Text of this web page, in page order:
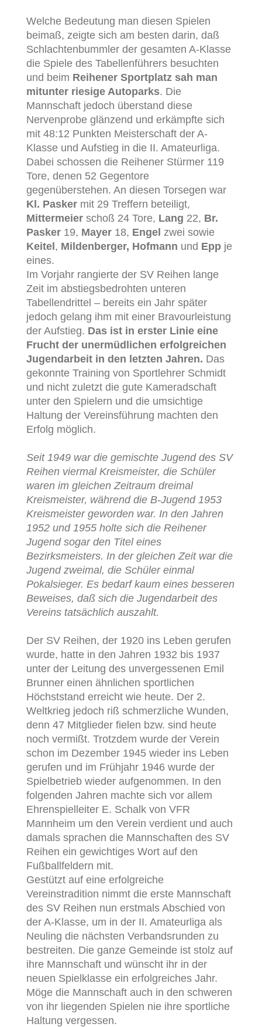
Welche Bedeutung man diesen Spielen
beimaß, zeigte sich am besten darin, daß
Schlachtenbummler der gesamten A-Klasse
die Spiele des Tabellenführers besuchten
und beim Reihener Sportplatz sah man
mitunter riesige Autoparks. Die
Mannschaft jedoch überstand diese
Nervenprobe glänzend und erkämpfte sich
mit 48:12 Punkten Meisterschaft der A-
Klasse und Aufstieg in die II. Amateurliga.
Dabei schossen die Reihener Stürmer 119
Tore, denen 52 Gegentore
gegenüberstehen. An diesen Torsegen war
Kl. Pasker mit 29 Treffern beteiligt,
Mittermeier schoß 24 Tore, Lang 22, Br.
Pasker 19, Mayer 18, Engel zwei sowie
Keitel , Mildenberger, Hofmann und Epp je
eines.
Im Vorjahr rangierte der SV Reihen lange
Zeit im abstiegsbedrohten unteren
Tabellendrittel – bereits ein Jahr später
jedoch gelang ihm mit einer Bravourleistung
der Aufstieg. Das ist in erster Linie eine
Frucht der unermüdlichen erfolgreichen
Jugendarbeit in den letzten Jahren. Das
gekonnte Training von Sportlehrer Schmidt
und nicht zuletzt die gute Kameradschaft
unter den Spielern und die umsichtige
Haltung der Vereinsführung machten den
Erfolg möglich.
Seit 1949 war die gemischte Jugend des SV
Reihen viermal Kreismeister, die Schüler
waren im gleichen Zeitraum dreimal
Kreismeister, während die B-Jugend 1953
Kreismeister geworden war. In den Jahren
1952 und 1955 holte sich die Reihener
Jugend sogar den Titel eines
Bezirksmeisters. In der gleichen Zeit war die
Jugend zweimal, die Schüler einmal
Pokalsieger. Es bedarf kaum eines besseren
Beweises, daß sich die Jugendarbeit des
Vereins tatsächlich auszahlt.
Der SV Reihen, der 1920 ins Leben gerufen
wurde, hatte in den Jahren 1932 bis 1937
unter der Leitung des unvergessenen Emil
Brunner einen ähnlichen sportlichen
Höchststand erreicht wie heute. Der 2.
Weltkrieg jedoch riß schmerzliche Wunden,
denn 47 Mitglieder fielen bzw. sind heute
noch vermißt. Trotzdem wurde der Verein
schon im Dezember 1945 wieder ins Leben
gerufen und im Frühjahr 1946 wurde der
Spielbetrieb wieder aufgenommen. In den
folgenden Jahren machte sich vor allem
Ehrenspielleiter E. Schalk von VFR
Mannheim um den Verein verdient und auch
damals sprachen die Mannschaften des SV
Reihen ein gewichtiges Wort auf den
Fußballfeldern mit.
Gestützt auf eine erfolgreiche
Vereinstradition nimmt die erste Mannschaft
des SV Reihen nun erstmals Abschied von
der A-Klasse, um in der II. Amateurliga als
Neuling die nächsten Verbandsrunden zu
bestreiten. Die ganze Gemeinde ist stolz auf
ihre Mannschaft und wünscht ihr in der
neuen Spielklasse ein erfolgreiches Jahr.
Möge die Mannschaft auch in den schweren
von ihr liegenden Spielen nie ihre sportliche
Haltung vergessen.